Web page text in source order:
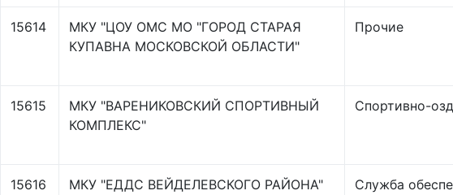
15614
МКУ "ЦОУ ОМС МО "ГОРОД СТАРАЯ
КУПАВНА МОСКОВСКОЙ ОБЛАСТИ"
Прочие
15615
МКУ "ВАРЕНИКОВСКИЙ СПОРТИВНЫЙ
КОМПЛЕКС"
Спортивно-
15616 МКУ "ЕДДС ВЕЙДЕЛЕВСКОГО РАЙОНА"
Служба